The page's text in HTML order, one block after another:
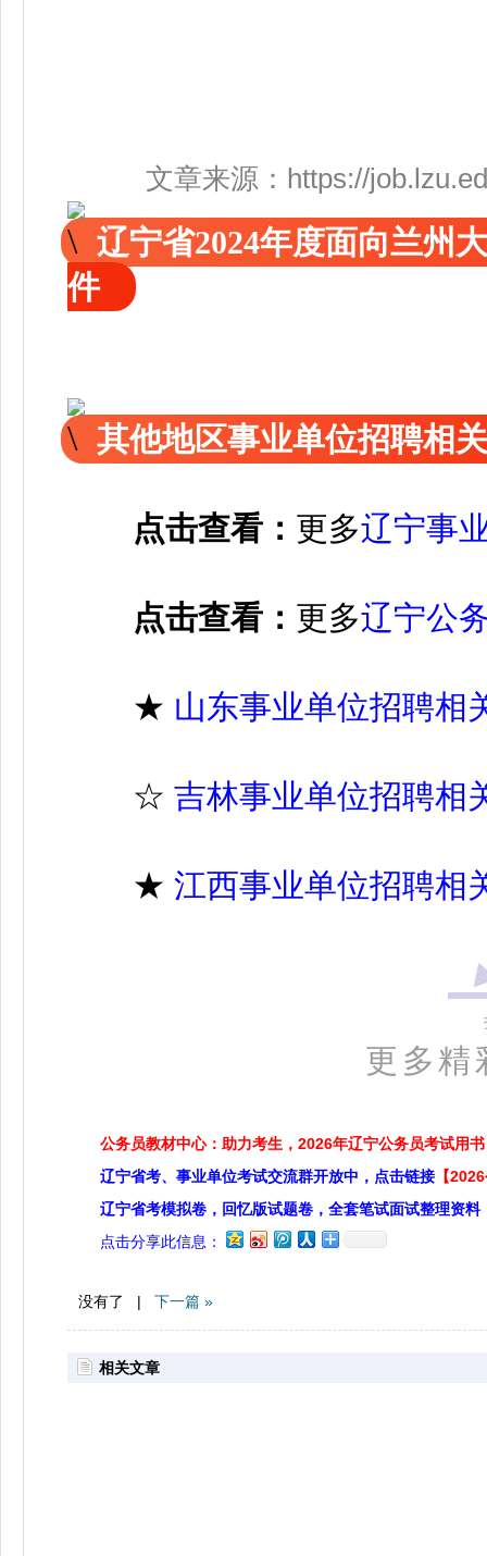
文章来源： https://
辽宁省2024年度面向兰州
件
其他地区事业单位招聘相
点击查看： 更多辽宁事
点击查看： 更多辽宁公
★ 山东事业单位招聘相
☆ 吉林事业单位招聘相
★ 江西事业单位招聘相
更多精
公务员教材中心：助力考生，2026年辽宁公务员考试用书
辽宁省考、事业单位考试交流群开放中，点击链接 【
辽宁省考模拟卷，回忆版试题卷，全套笔试面试整理资料
点击分享此信息：
没有了 | 下一篇 »
相关文章